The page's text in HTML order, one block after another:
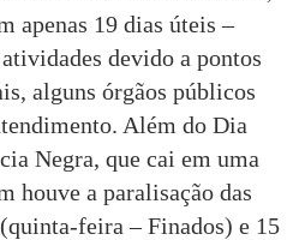
apenas 19 dias úteis –
devido a pontos
alguns órgãos públicos
Além do Dia
Negra, que cai em uma
houve a paralisação das
feira – Finados) e 15